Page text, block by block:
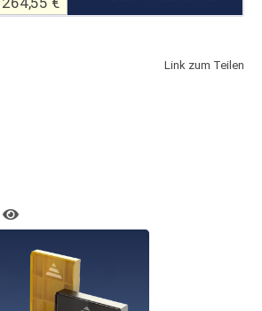
Link zum Teilen